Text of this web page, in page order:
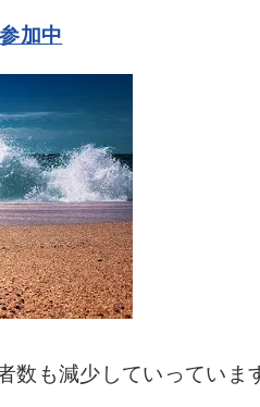
加中
数も減少していっていま